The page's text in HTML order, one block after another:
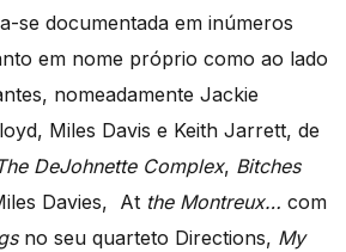
se documentada em inúmeros
em nome próprio como ao lado
nomeadamente Jackie
Miles Davis e Keith Jarrett, de
DeJohnette Complex, Bitches
Davies, At the Montreux… com
no seu quarteto Directions, My